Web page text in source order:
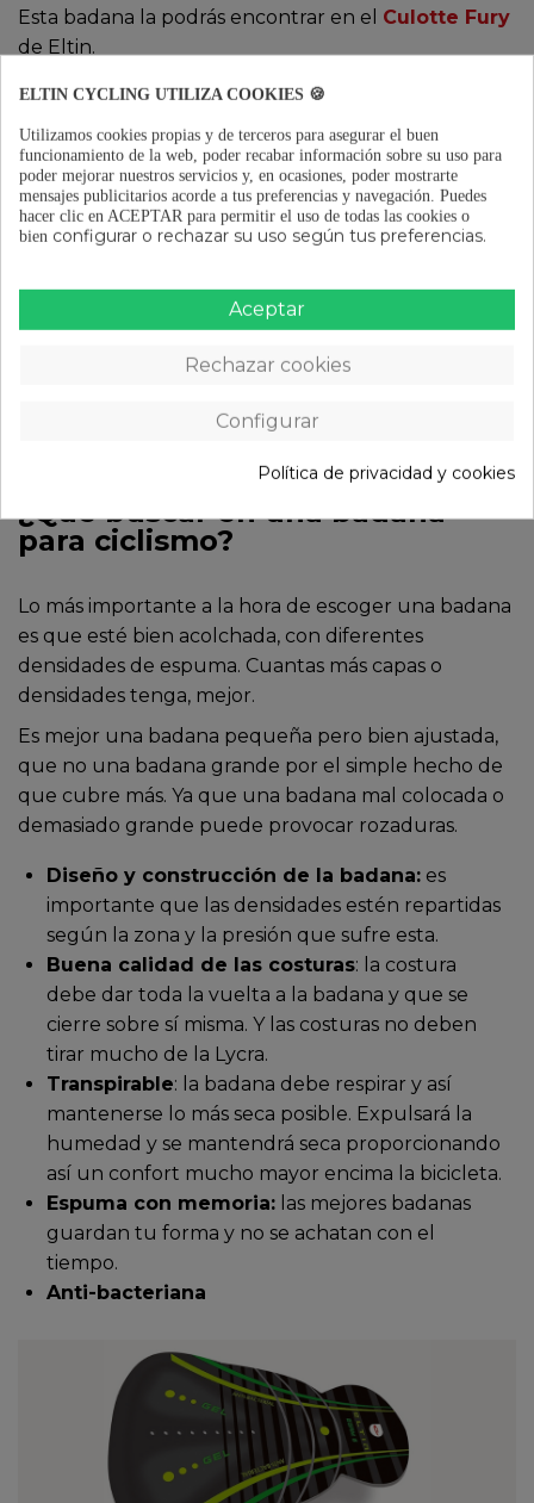
Esta badana la podrás encontrar en el Culotte Fury
de Eltin.
Si eres unciclista con más experiencia
gel 3D hexagonalque asegura una mayor
amortiguación y tejido hidroabsorbente que sirve
tanto para mtb como para ciclismo en ruta sobre
todo en jornadas largas de ciclismo. Esta badana la
Ver
¿Qué buscar en una badana
para ciclismo?
Lo más importante a la hora de escoger una badana
es que esté bien acolchada, con diferentes
densidades de espuma. Cuantas más capas o
densidades tenga, mejor.
Es mejor una badana pequeña pero bien ajustada,
que no una badana grande por el simple hecho de
que cubre más. Ya que una badana mal colocada o
demasiado grande puede provocar rozaduras.
Diseño y construcción de la badana: es
importante que las densidades estén repartidas
según la zona y la presión que sufre esta.
Buena calidad de las costuras: la costura
debe dar toda la vuelta a la badana y que se
cierre sobre sí misma. Y las costuras no deben
tirar mucho de la Lycra.
Transpirable: la badana debe respirar y así
mantenerse lo más seca posible. Expulsará la
humedad y se mantendrá seca proporcionando
así un confort mucho mayor encima la bicicleta.
Espuma con memoria: las mejores badanas
guardan tu forma y no se achatan con el
tiempo.
Anti-bacteriana
ELTIN CYCLING UTILIZA COOKIES 🍪
Utilizamos cookies propias y de terceros para asegurar el buen
funcionamiento de la web, poder recabar información sobre su uso para
poder mejorar nuestros servicios y, en ocasiones, poder mostrarte
mensajes publicitarios acorde a tus preferencias y navegación. Puedes
hacer clic en ACEPTAR para permitir el uso de todas las cookies o
bien configurar o rechazar su uso según tus preferencias.
Aceptar
Rechazar cookies
Configurar
Política de privacidad y cookies